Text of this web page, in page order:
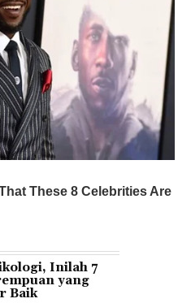
Inilah 7
yang
Baik